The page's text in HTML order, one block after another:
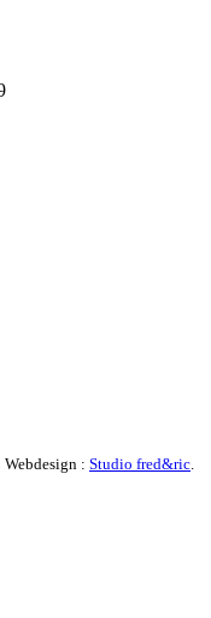
Webdesign : Studio fred&ric.